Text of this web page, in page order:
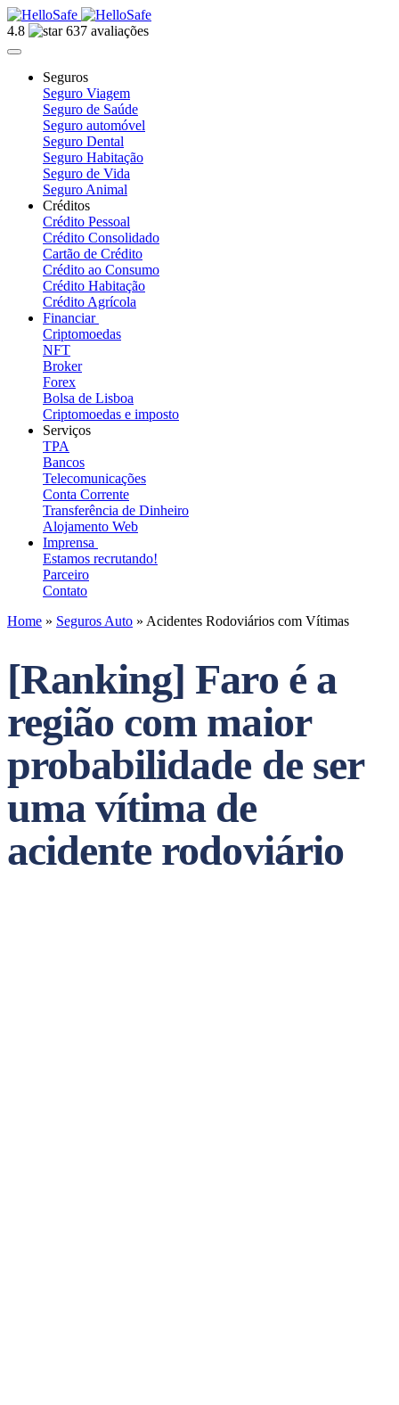
4.8 637 avaliações
Seguros
Seguro Viagem
Seguro de Saúde
Seguro automóvel
Seguro Dental
Seguro Habitação
Seguro de Vida
Seguro Animal
Créditos
Crédito Pessoal
Crédito Consolidado
Cartão de Crédito
Crédito ao Consumo
Crédito Habitação
Crédito Agrícola
Financiar
Criptomoedas
NFT
Broker
Forex
Bolsa de Lisboa
Criptomoedas e imposto
Serviços
TPA
Bancos
Telecomunicações
Conta Corrente
Transferência de Dinheiro
Alojamento Web
Imprensa
Estamos recrutando!
Parceiro
Contato
Home » Seguros Auto » Acidentes Rodoviários com Vítimas
[Ranking] Faro é a
região com maior
probabilidade de ser
uma vítima de
acidente rodoviário